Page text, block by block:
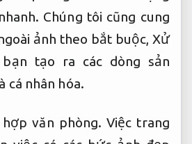
Chúng tôi cũng cung
ảnh theo bắt buộc, Xử
tạo ra các dòng sản
cá nhân hóa.
hợp văn phòng. Việc trang